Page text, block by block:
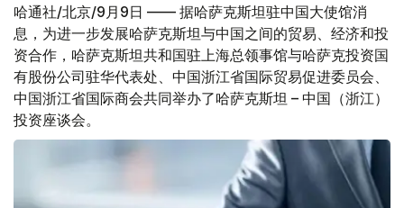
哈通社/北京/9月9日 —— 据哈萨克斯坦驻中国大使馆消
息，为进一步发展哈萨克斯坦与中国之间的贸易、经济和投
资合作，哈萨克斯坦共和国驻上海总领事馆与哈萨克投资国
有股份公司驻华代表处、中国浙江省国际贸易促进委员会、
中国浙江省国际商会共同举办了哈萨克斯坦 – 中国（浙江）
投资座谈会。